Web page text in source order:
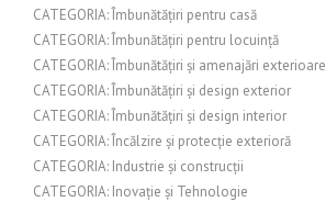
CATEGORIA: Îmbunătățiri pentru casă
CATEGORIA: Îmbunătățiri pentru locuință
CATEGORIA: Îmbunătățiri și amenajări exterioare
CATEGORIA: Îmbunătățiri și design exterior
CATEGORIA: Îmbunătățiri și design interior
CATEGORIA: Încălzire și protecție exterioră
CATEGORIA: Industrie și construcții
CATEGORIA: Inovație și Tehnologie